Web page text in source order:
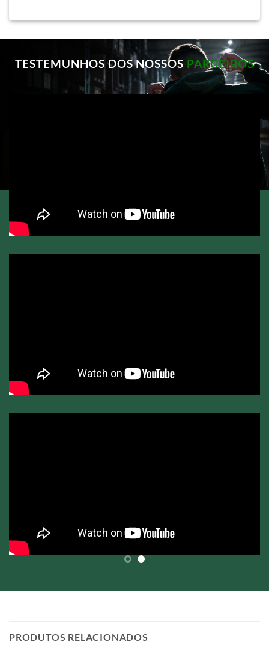
TESTEMUNHOS DOS NOSSOS PARCEIROS
PRODUTOS RELACIONADOS